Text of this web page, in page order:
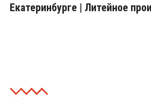
Екатеринбурге | Литейное